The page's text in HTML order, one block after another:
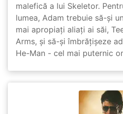
malefică a lui Skeletor.
lumea, Adam trebuie să-și
mai apropiați aliați ai săi,
Arms, și să-și îmbrățișeze
He-Man - cel mai puternic